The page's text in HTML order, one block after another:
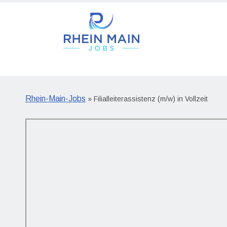
Rhein-Main-Jobs » Filialleiterassistenz (m/w) in Vollzeit